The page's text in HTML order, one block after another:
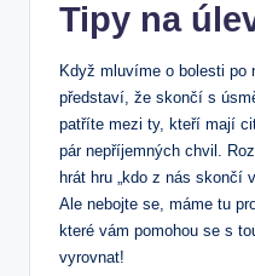
Tipy na
Když mluvíme o bolesti po
představí, že skončí s
patříte mezi ty, kteří mají
pár nepříjemných chvil.
hrát hru „kdo z nás skončí
Ale nebojte se, máme tu
které vám pomohou se s
vyrovnat!